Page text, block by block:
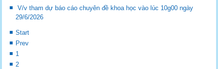
V/v tham dự báo cáo chuyên đề khoa học vào lúc 10g00 ngày
29/6/2026
Start
Prev
1
2